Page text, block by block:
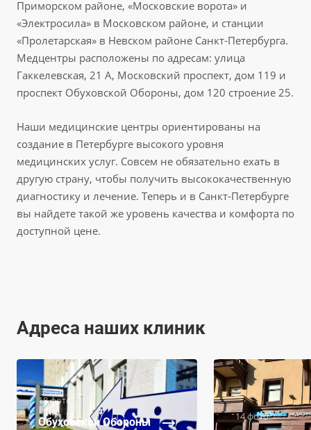
Приморском районе, «Московские ворота» и
«Электросила» в Московском районе, и станции
«Пролетарская» в Невском районе Санкт-Петербурга.
Медцентры расположены по адресам: улица
Гаккелевская, 21 А, Московский проспект, дом 119 и
проспект Обуховской Обороны, дом 120 строение 25.
Наши медицинские центры ориентированы на
создание в Петербурге высокого уровня
медицинских услуг. Совсем не обязательно ехать в
другую страну, чтобы получить высококачественную
диагностику и лечение. Теперь и в Санкт-Петербурге
вы найдете такой же уровень качества и комфорта по
доступной цене.
Адреса наших клиник
18 фото
Обуховской Обороны
14 фото